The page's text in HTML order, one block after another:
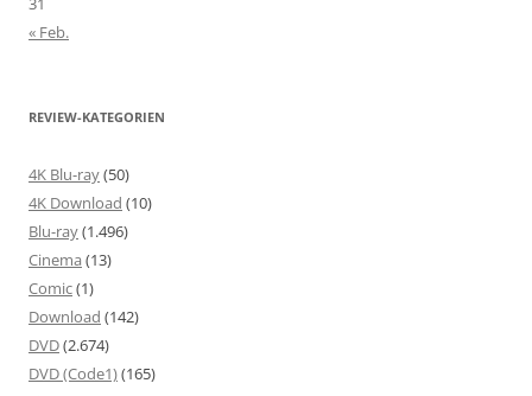
« Feb.
REVIEW-KATEGORIEN
4K Blu-ray(50)
4K Download (10)
Blu-ray(1.496)
Cinema (13)
Comic(1)
Download (142)
DVD(2.674)
DVD (Code1)(165)